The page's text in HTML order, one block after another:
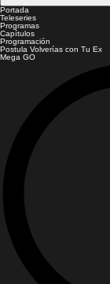
Portada
Teleseries
Programas
Capítulos
Programación
Postula Volverías con Tu Ex
Mega GO